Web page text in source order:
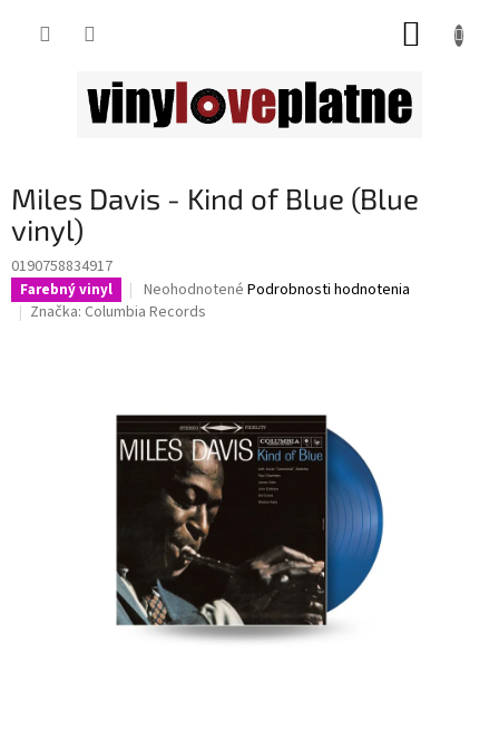
Miles Davis - Kind of Blue (Blue
vinyl)
0190758834917
Farebný vinyl
Priemerné
hodnotenie
5
hviezdičiek.
Neohodnotené Podrobnosti hodnotenia
Značka: Columbia Records